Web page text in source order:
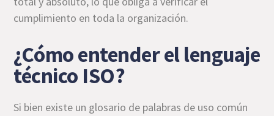
cumplimiento en toda la organización.
¿Cómo entender el lenguaje
técnico ISO?
Si bien existe un glosario de palabras de uso común